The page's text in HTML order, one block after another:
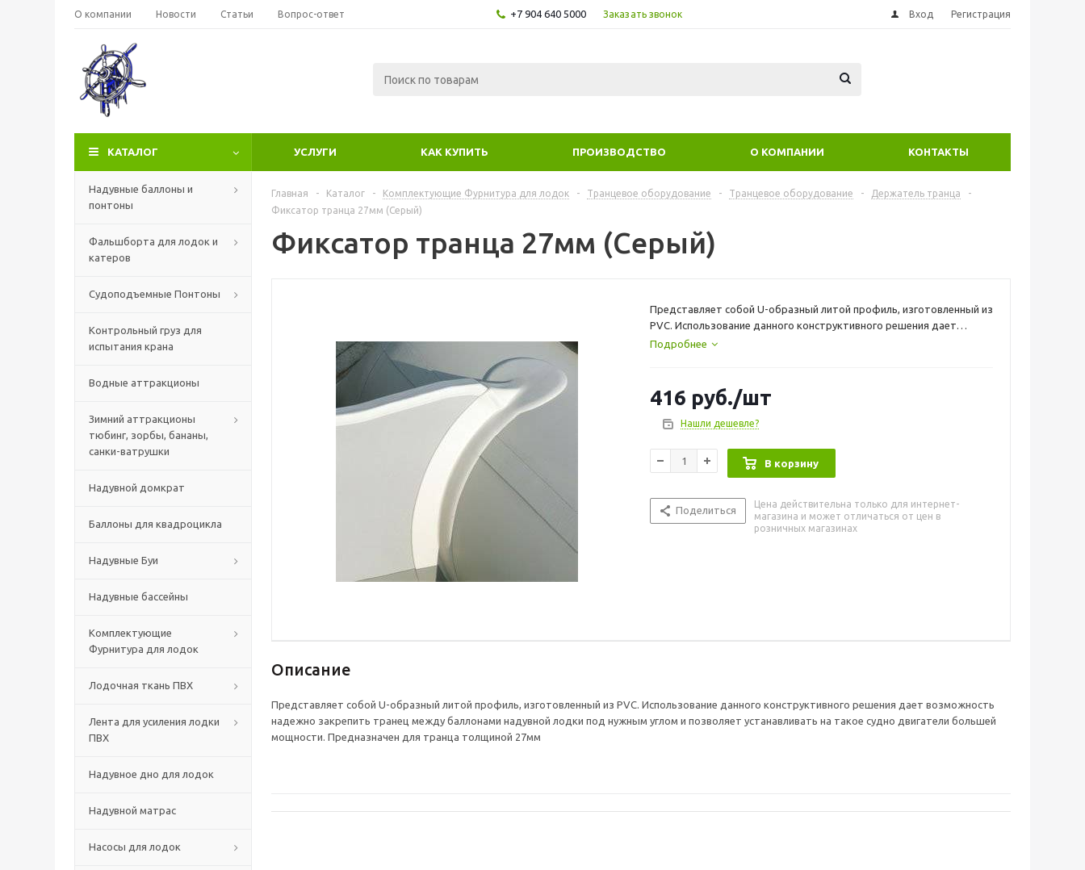
О компании Новости Статьи Вопрос-ответ +7 904 640 5000 Заказать звонок Вход Регистрация
КАТАЛОГ УСЛУГИ КАК КУПИТЬ ПРОИЗВОДСТВО О КОМПАНИИ КОНТАКТЫ
Надувные баллоны и
понтоны
Фальшборта для лодок и
катеров
Судоподъемные Понтоны
Контрольный груз для
испытания крана
Водные аттракционы
Зимний аттракционы
тюбинг, зорбы, бананы,
санки-ватрушки
Надувной домкрат
Баллоны для квадроцикла
Надувные Буи
Надувные бассейны
Комплектующие
Фурнитура для лодок
Лодочная ткань ПВХ
Лента для усиления лодки
ПВХ
Надувное дно для лодок
Надувной матрас
Насосы для лодок
Главная - Каталог - Комплектующие Фурнитура для лодок - Транцевое оборудование - Транцевое оборудование - Держатель транца
-
Фиксатор транца 27мм (Серый)
Фиксатор транца 27мм (Серый)
Представляет собой U-образный литой профиль, изготовленный из
PVC. Использование данного конструктивного решения дает
возможность надежно закрепить транец между баллонами
транца толщиной 27мм
Подробнее
416 руб./шт
Нашли дешевле?
В корзину
Поделиться
Цена действительна только для интернет-
магазина и может отличаться от цен в
розничных магазинах
Описание
Представляет собой U-образный литой профиль, изготовленный из PVC. Использование данного конструктивного решения дает возможность
надежно закрепить транец между баллонами надувной лодки под нужным углом и позволяет устанавливать на такое судно двигатели большей
мощности. Предназначен для транца толщиной 27мм